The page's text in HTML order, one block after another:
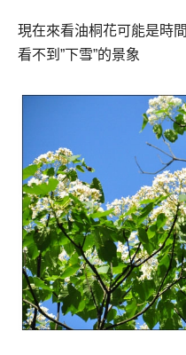
現在來看油桐花可能是時
看不到”下雪”的景象